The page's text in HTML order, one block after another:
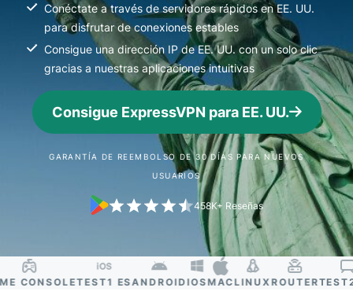
Conéctate a través de servidores rápidos en EE. UU.
para disfrutar de conexiones estables
Consigue una dirección IP de EE. UU. con un solo clic
gracias a nuestras aplicaciones intuitivas
Consigue ExpressVPN para EE. UU.
GARANTÍA DE REEMBOLSO DE 30 DÍAS PARA NUEVOS
USUARIOS
458K+ Reseñas
CONSOLETEST1 ESANDROIDIOSMACLINUXROUTERTEST2